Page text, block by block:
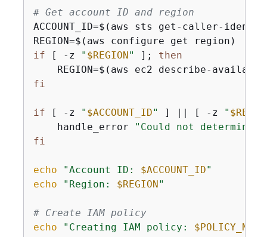
# Get account ID and region
ACCOUNT_ID=$(aws sts get-caller-
if [ -z " $REGION" ]; then
REGION=$(aws ec2 describe-
fi
if [ -z " $ACCOUNT_ID" ] || [ -z "
    handle_error
"Could not determine
fi
echo "Account ID: $ACCOUNT_ID"
echo
"Region: $REGION"
# Create IAM policy
echo
"Creating IAM policy: $POLICY_NAME